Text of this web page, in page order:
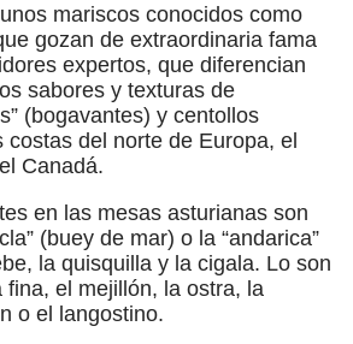
mariscos conocidos como
gozan de extraordinaria fama
expertos, que diferencian
sabores y texturas de
(bogavantes) y centollos
costas del norte de Europa, el
Canadá.
en las mesas asturianas son
(buey de mar) o la “andarica”
la quisquilla y la cigala. Lo son
el mejillón, la ostra, la
o el langostino.